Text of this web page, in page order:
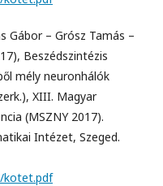
Gábor – Grósz Tamás –
Beszédszintézis
mély neuronhálók
XIII. Magyar
(MSZNY 2017).
Intézet, Szeged.
kotet.pdf